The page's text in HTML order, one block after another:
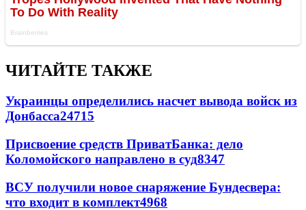
ЧИТАЙТЕ ТАКЖЕ
Украинцы определились насчет вывода войск из
Донбасса24715
Присвоение средств ПриватБанка: дело
Коломойского направлено в суд8347
ВСУ получили новое снаряжение Бундесвера:
что входит в комплект4968